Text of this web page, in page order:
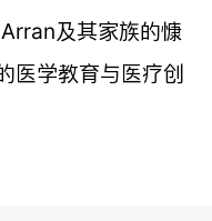
及其家族的慷
医学教育与医疗创